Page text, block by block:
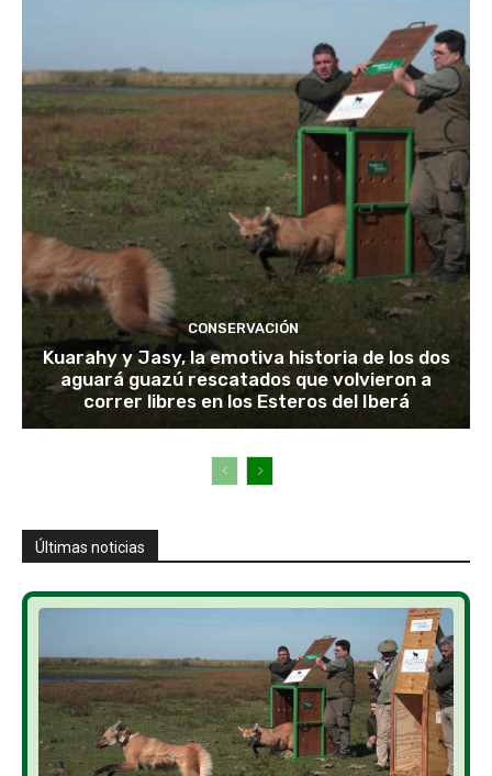
CONSERVACIÓN
Kuarahy y Jasy, la emotiva historia de los dos
aguará guazú rescatados que volvieron a
correr libres en los Esteros del Iberá
Últimas noticias